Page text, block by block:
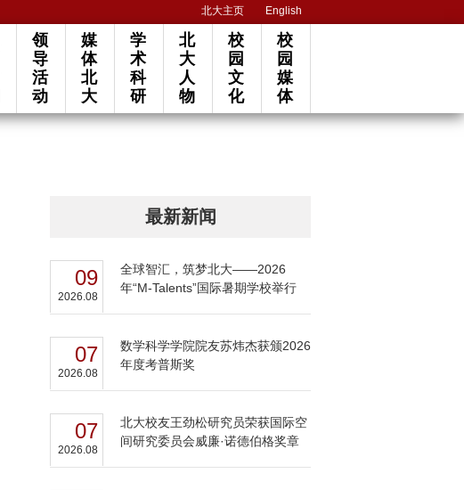
北大主页 English
领
导
活
动
媒
体
北
大
学
术
科
研
北
大
人
物
校
园
文
化
校
园
媒
体
最新新闻
09
2026.08
全球智汇，筑梦北大——2026
年“M-Talents”国际暑期学校举行
07
2026.08
数学科学学院院友苏炜杰获颁2026
年度考普斯奖
07
2026.08
北大校友王劲松研究员荣获国际空
间研究委员会威廉·诺德伯格奖章